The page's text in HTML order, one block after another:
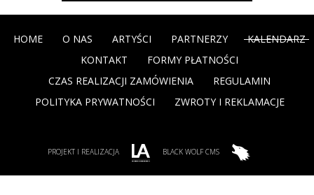
HOME O NAS ARTYŚCI PARTNERZY
KALENDARZ
KONTAKT
FORMY PŁATNOŚCI
CZAS REALIZACJI ZAMÓWIENIA
REGULAMIN
POLITYKA PRYWATNOŚCI
ZWROTY I REKLAMACJE
PROJEKT I REALIZACJA BLACK WOLF CMS